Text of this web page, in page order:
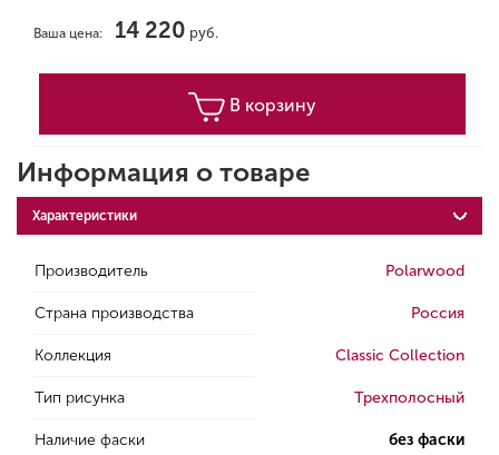
Ваша цена: 14 220 руб.
В корзину
Информация о товаре
Характеристики
Производитель Polarwood
Страна производства Россия
Коллекция Classic Collection
Тип рисунка Трехполосный
Наличие фаски без фаски